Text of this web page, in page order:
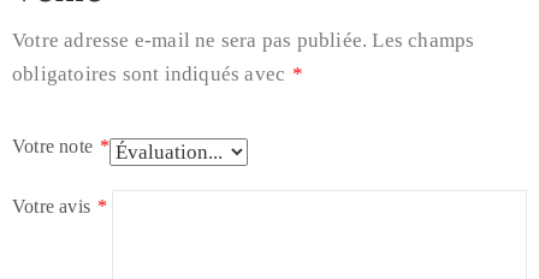
Votre adresse e-mail ne sera pas publiée. Les champs
obligatoires sont indiqués avec *
Votre note *
Votre avis *